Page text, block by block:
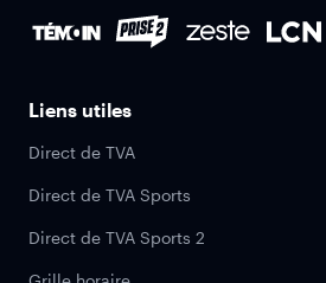
Liens utiles
Direct de TVA
Direct de TVA Sports
Direct de TVA Sports 2